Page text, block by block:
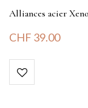
Alliances acier
CHF 39.00